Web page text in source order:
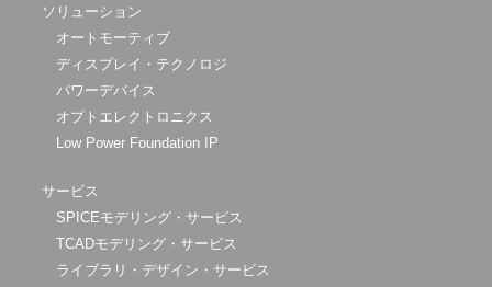
ソリューション
オートモーティブ
ディスプレイ・テクノロジ
パワーデバイス
オプトエレクトロニクス
Low Power Foundation IP
サービス
SPICEモデリング・サービス
TCADモデリング・サービス
ライブラリ・デザイン・サービス